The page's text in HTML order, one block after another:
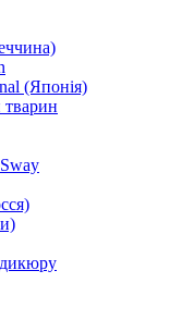
(Японія)